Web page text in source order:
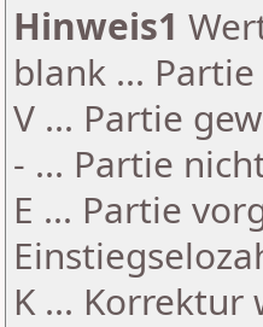
Hinweis1
blank ...
V ... Partie
- ... Partie
E ... Partie
K ...